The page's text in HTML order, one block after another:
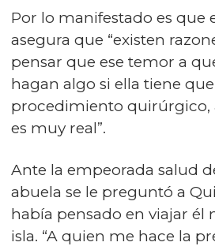
Por lo manifestado es que
asegura que “existen
pensar que ese temor a
hagan algo si ella tiene
procedimiento quirúrgico,
es muy real”.
Ante la empeorada salud
abuela se le preguntó a
había pensado en viajar él
isla. “A quien me hace la